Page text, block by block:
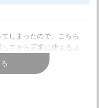
が一、初期不良が発生し
修理料金は全て作業費
みられる「追加費用」な
リーズナブルでサービス
しまったので、こちら
てから正常に使えるよ
りがとうございまし